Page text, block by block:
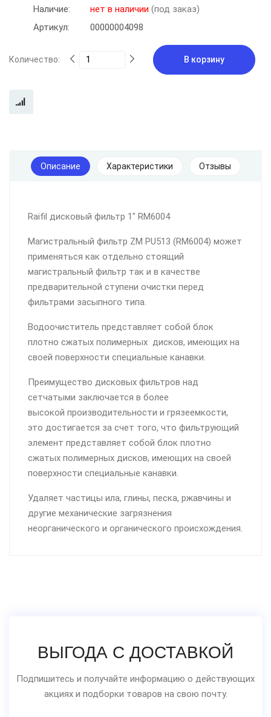
Наличие:
нет в наличии (под заказ)
Артикул:
00000004098
Количество: В корзину
Описание Характеристики Отзывы
Raifil дисковый фильтр 1" RM6004
Магистральный фильтр ZM PU513 (RM6004) может
применяться как отдельно стоящий
магистральный фильтр так и в качестве
предварительной ступени очистки перед
фильтрами засыпного типа.
Водоочиститель представляет собой блок
плотно сжатых полимерных дисков, имеющих на
своей поверхности специальные канавки.
Преимущество дисковых фильтров над
сетчатыми заключается в более
высокой производительности и грязеемкости,
это достигается за счет того, что фильтрующий
элемент представляет собой блок плотно
сжатых полимерных дисков, имеющих на своей
поверхности специальные канавки.
Удаляет частицы ила, глины, песка, ржавчины и
другие механические загрязнения
неорганического и органического происхождения.
ВЫГОДА С ДОСТАВКОЙ
Подпишитесь и получайте информацию о действующих
акциях и подборки товаров на свою почту.